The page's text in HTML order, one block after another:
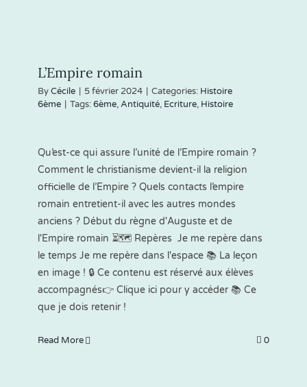
L’Empire romain
ByCécile 5 février 2024 Categories: Histoire
6ème
Tags:6ème,Antiquité, Ecriture, Histoire
Qu’est-ce qui assure l’unité de l’Empire romain ?
Comment le christianisme devient-il la religion
officielle de l’Empire ? Quels contacts l’empire
romain entretient-il avec les autres mondes
anciens ? Début du règne d'Auguste et de
l'Empire romain ⏳🗺 Repères Je me repère dans
le temps Je me repère dans l'espace 📚 La leçon
en image ! 🔒 Ce contenu est réservé aux élèves
accompagnés👉 Clique ici pour y accéder 📚 Ce
que je dois retenir !
Read More 0